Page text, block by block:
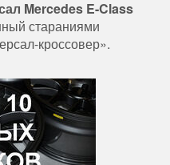
Mercedes E-Class
стараниями
кроссовер».